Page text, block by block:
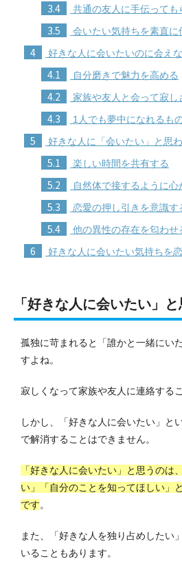
3.4 共通の友人に手伝っても
3.5 会いたい気持ちを素直に
4 好きな人に会いたいのに会え
4.1 自分磨きで魅力を高める
4.2 家族や友人と会って寂し
4.3 1人でも夢中になれるも
5 好きな人に「会いたい」と思
5.1 楽しい時間を共有する
5.2 自然体で接するように心
5.3 恋愛の押し引きを意識す
5.4 他の異性の存在を匂わせ
6 好きな人に会いたい気持ちを
「好きな人に会いたい」
孤独に苛まれると「誰かと一緒にい
すよね。
寂しくなって家族や友人に連絡する
しかし、「好きな人に会いたい」と
で解消することはできません。
「好きな人に会いたい」と思うのは
い」「自分のことを知ってほしい」
です。
また、「好きな人を独り占めしたい
いることもあります。